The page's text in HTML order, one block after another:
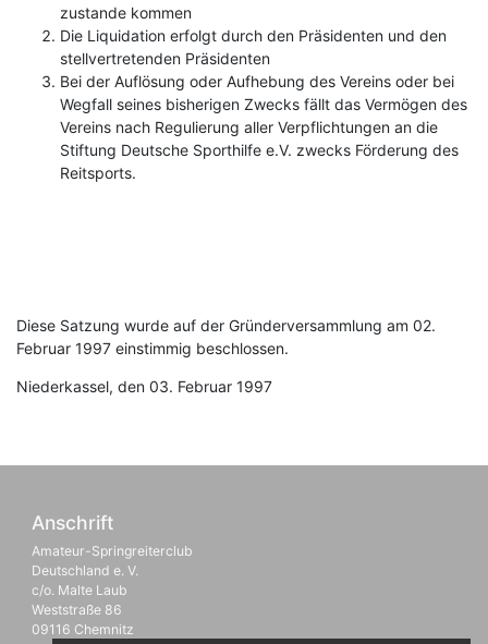
zustande kommen
Die Liquidation erfolgt durch den Präsidenten und den
stellvertretenden Präsidenten
Bei der Auflösung oder Aufhebung des Vereins oder bei
Wegfall seines bisherigen Zwecks fällt das Vermögen des
Vereins nach Regulierung aller Verpflichtungen an die
Stiftung Deutsche Sporthilfe e.V. zwecks Förderung des
Reitsports.
Diese Satzung wurde auf der Gründerversammlung am 02.
Februar 1997 einstimmig beschlossen.
Niederkassel, den 03. Februar 1997
Anschrift
Amateur-Springreiterclub
Deutschland e. V.
c/o. Malte Laub
Weststraße 86
09116 Chemnitz